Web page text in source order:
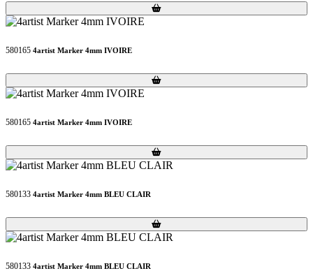
Loading...
Loading...
580165 4artist Marker 4mm IVOIRE
Loading...
Loading...
580165 4artist Marker 4mm IVOIRE
Loading...
Loading...
580133 4artist Marker 4mm BLEU CLAIR
Loading...
Loading...
580133 4artist Marker 4mm BLEU CLAIR